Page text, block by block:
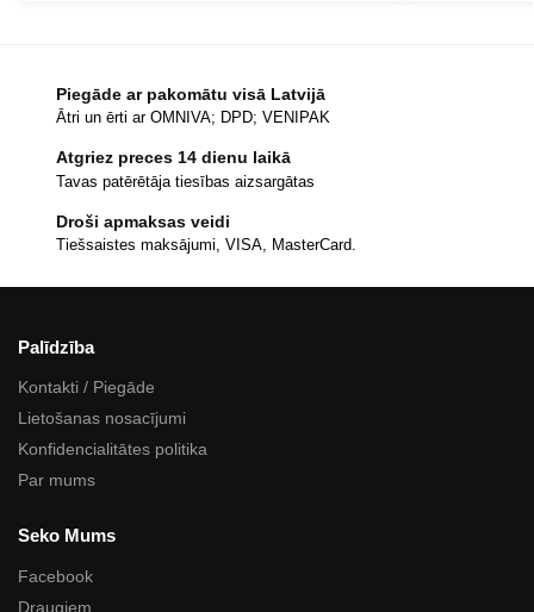
Piegāde ar pakomātu visā Latvijā
Ātri un ērti ar OMNIVA; DPD; VENIPAK
Atgriez preces 14 dienu laikā
Tavas patērētāja tiesības aizsargātas
Droši apmaksas veidi
Tiešsaistes maksājumi, VISA, MasterCard.
Palīdzība
Kontakti / Piegāde
Lietošanas nosacījumi
Konfidencialitātes politika
Par mums
Seko Mums
Facebook
Draugiem